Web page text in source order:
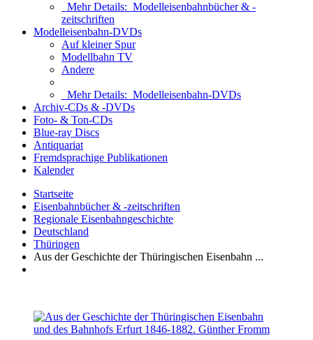
Mehr Details: Modelleisenbahnbücher & -
zeitschriften
Modelleisenbahn-DVDs
Auf kleiner Spur
Modellbahn TV
Andere
Mehr Details: Modelleisenbahn-DVDs
Archiv-CDs & -DVDs
Foto- & Ton-CDs
Blue-ray Discs
Antiquariat
Fremdsprachige Publikationen
Kalender
Startseite
Eisenbahnbücher & -zeitschriften
Regionale Eisenbahngeschichte
Deutschland
Thüringen
Aus der Geschichte der Thüringischen Eisenbahn ...